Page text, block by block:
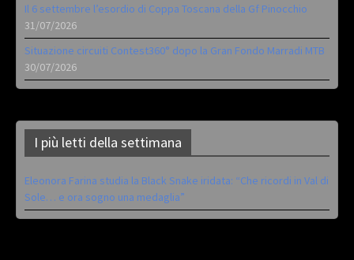
Il 6 settembre l’esordio di Coppa Toscana della Gf Pinocchio
31/07/2026
Situazione circuiti Contest360° dopo la Gran Fondo Marradi MTB
30/07/2026
I più letti della settimana
Eleonora Farina studia la Black Snake iridata: “Che ricordi in Val di
Sole… e ora sogno una medaglia”